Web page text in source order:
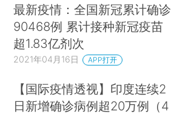
最新疫情：全国新冠累计确诊
90468例 累计接种新冠疫苗
超1.83亿剂次
2021年04月16日 APP打开
【国际疫情透视】印度连续2
日新增确诊病例超20万例（4